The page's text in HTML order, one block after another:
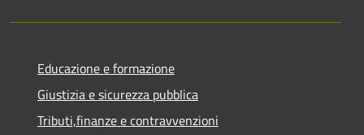
Educazione e formazione
Giustizia e sicurezza pubblica
Tributi,finanze e contravvenzioni